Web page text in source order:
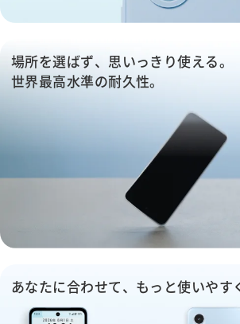
場所を選ばず、思いっきり使える。
世界最高水準の耐久性。
あなたに合わせて、もっと使いやす